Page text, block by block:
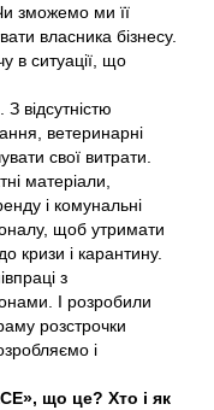
зможемо ми її
власника бізнесу.
в ситуації, що
відсутністю
ветеринарні
свої витрати.
матеріали,
і комунальні
щоб утримати
кризи і карантину.
з
І розробили
розстрочки
і
що це? Хто і як